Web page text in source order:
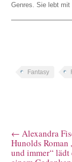
Genres. Sie lebt mit
Fantasy
←Alexandra
Hunolds Roman
und immer“ lädt